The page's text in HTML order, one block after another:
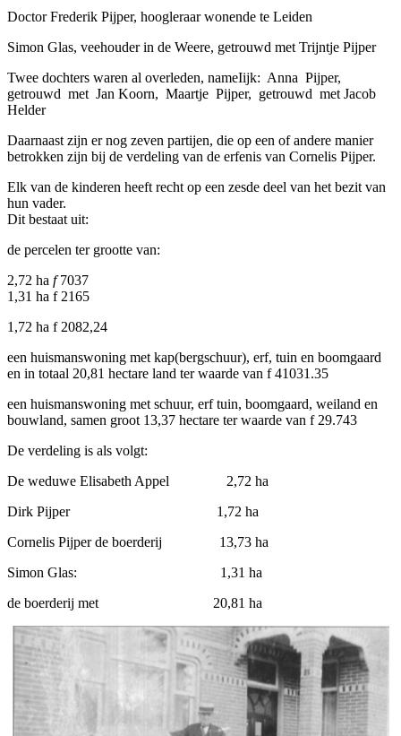
Doctor Frederik Pijper, hoogleraar wonende te Leiden
Simon Glas, veehouder in de Weere, getrouwd met Trijntje Pijper
Twee dochters waren al overleden, nameIijk: Anna Pijper,
getrouwd met Jan Koorn, Maartje Pijper, getrouwd met Jacob
Helder
Daarnaast zijn er nog zeven partijen, die op een of andere manier
betrokken zijn bij de verdeling van de erfenis van Cornelis Pijper.
Elk van de kinderen heeft recht op een zesde deel van het bezit van
hun vader.
Dit bestaat uit:
de percelen ter grootte van:
2,72 ha f7037
1,31 ha f 2165
1,72 ha f 2082,24
een huismanswoning met kap(bergschuur), erf, tuin en boomgaard
en in totaal 20,81 hectare land ter waarde van f 41031.35
een huismanswoning met schuur, erf tuin, boomgaard, weiland en
bouwland, samen groot 13,37 hectare ter waarde van f 29.743
De verdeling is als volgt:
De weduwe Elisabeth Appel 2,72 ha
Dirk Pijper 1,72 ha
Cornelis Pijper de boerderij 13,73 ha
Simon Glas: 1,31 ha
de boerderij met 20,81 ha